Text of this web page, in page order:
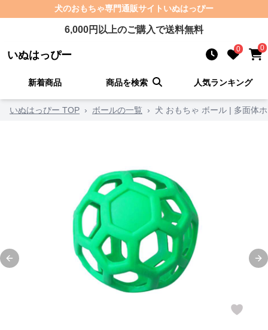
犬のおもちゃ専門通販サイト いぬはっぴー
6,000円以上のご購入で送料無料
いぬはっぴー 0 0
新着商品 商品を検索 人気ランキング
いぬはっぴー TOP › ボールの一覧 › 犬 おもちゃ ボール | 多面体
Previous slide